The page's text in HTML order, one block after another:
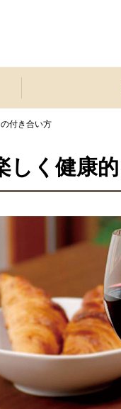
付き合い方
しく健康